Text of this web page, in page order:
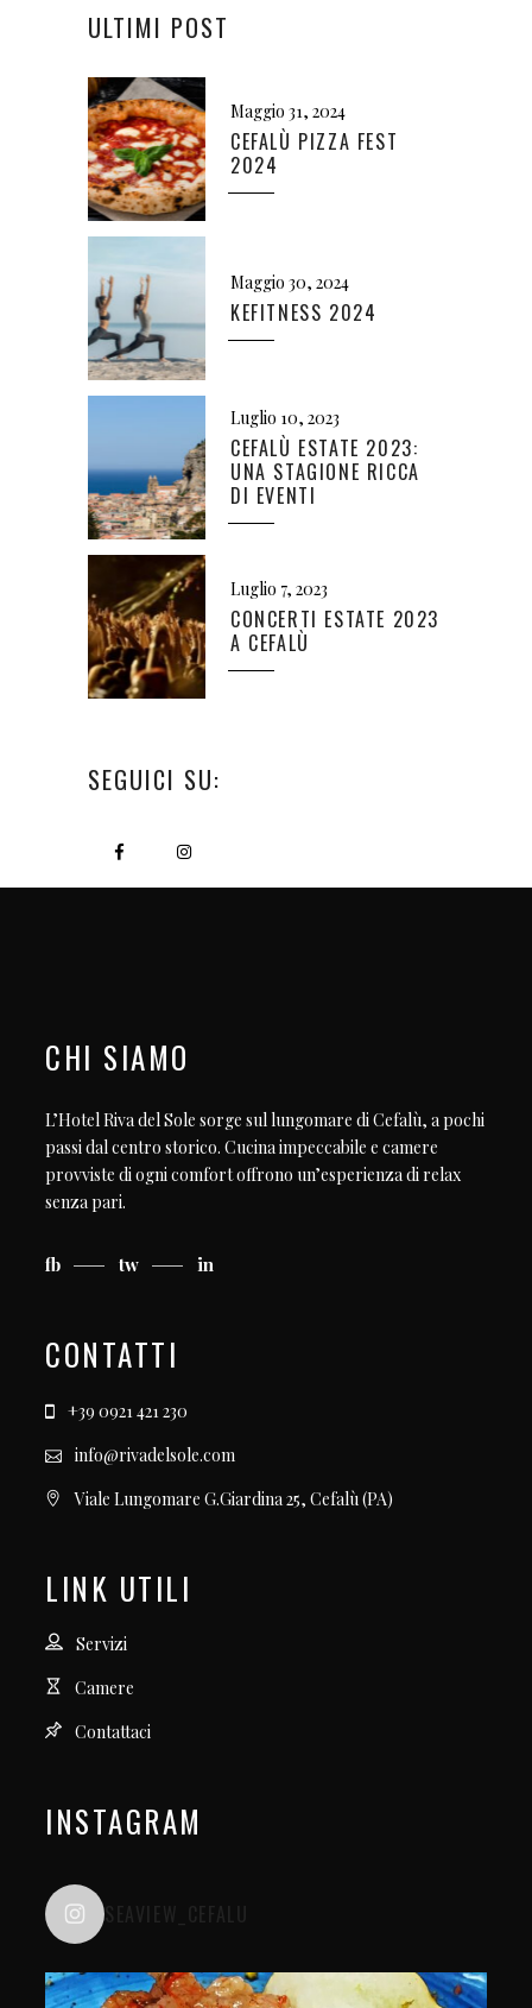
ULTIMI POST
Maggio 31, 2024
CEFALÙ PIZZA FEST
2024
Maggio 30, 2024
KEFITNESS 2024
Luglio 10, 2023
CEFALÙ ESTATE 2023:
UNA STAGIONE RICCA
DI EVENTI
Luglio 7, 2023
CONCERTI ESTATE 2023
A CEFALÙ
SEGUICI SU:
CHI SIAMO
L’Hotel Riva del Sole sorge sul lungomare di Cefalù, a pochi
passi dal centro storico. Cucina impeccabile e camere
provviste di ogni comfort offrono un’esperienza di relax
senza pari.
fb tw in
CONTATTI
+39 0921 421 230
info@rivadelsole.com
Viale Lungomare G.Giardina 25, Cefalù (PA)
LINK UTILI
Servizi
Camere
Contattaci
INSTAGRAM